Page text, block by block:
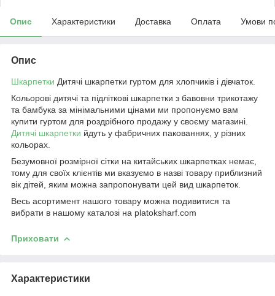
Опис Характеристики Доставка Оплата Умови
Опис
Шкарпетки Дитячі шкарпетки гуртом для хлопчиків і дівчаток.
Кольорові дитячі та підліткові шкарпетки з бавовни трикотажу
та бамбука за мінімальними цінами ми пропонуємо вам
купити гуртом для роздрібного продажу у своєму магазині.
Дитячі шкарпетки йдуть у фабричних пакованнях, у різних
кольорах.
Безумовної розмірної сітки на китайських шкарпетках немає,
тому для своїх клієнтів ми вказуємо в назві товару приблизний
вік дітей, яким можна запропонувати цей вид шкарпеток.
Весь асортимент нашого товару можна подивитися та
вибрати в нашому каталозі на platoksharf.com
Приховати
Характеристики